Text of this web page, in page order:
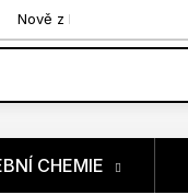
Nově z blogu
CHEMIE